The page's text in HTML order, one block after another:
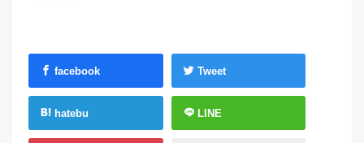
facebook Tweet
hatebu LINE